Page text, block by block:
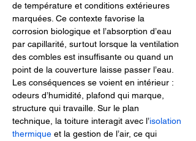
de température et conditions extérieures
marquées. Ce contexte favorise la
corrosion biologique et l’absorption d’eau
par capillarité, surtout lorsque la ventilation
des combles est insuffisante ou quand un
point de la couverture laisse passer l’eau.
Les conséquences se voient en intérieur :
odeurs d’humidité, plafond qui marque,
structure qui travaille. Sur le plan
technique, la toiture interagit avec l’isolation
thermique et la gestion de l’air, ce qui